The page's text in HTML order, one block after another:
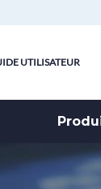
UTILISATEUR